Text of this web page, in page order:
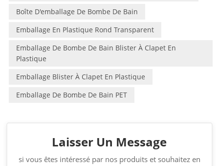
Boîte D'emballage De Bombe De Bain
Emballage En Plastique Rond Transparent
Emballage De Bombe De Bain Blister À Clapet En
Plastique
Emballage Blister À Clapet En Plastique
Emballage De Bombe De Bain PET
Laisser Un Message
si vous êtes intéressé par nos produits et souhaitez en